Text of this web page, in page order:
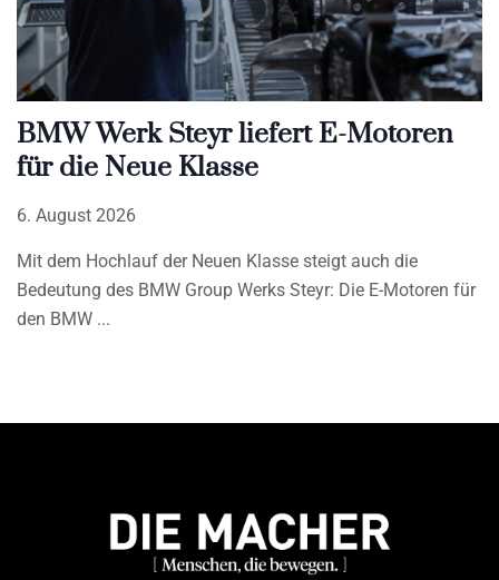
BMW Werk Steyr liefert E-Motoren
für die Neue Klasse
6. August 2026
Mit dem Hochlauf der Neuen Klasse steigt auch die
Bedeutung des BMW Group Werks Steyr: Die E-Motoren für
den BMW